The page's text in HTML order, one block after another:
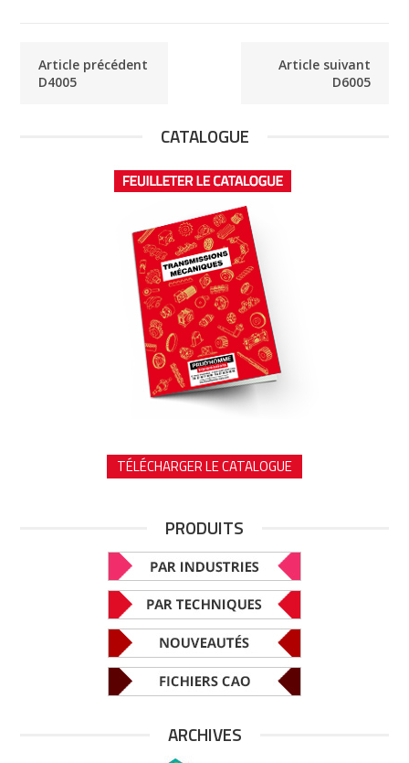
Article précédent
D4005
Article suivant
D6005
CATALOGUE
TÉLÉCHARGER LE CATALOGUE
PRODUITS
ARCHIVES